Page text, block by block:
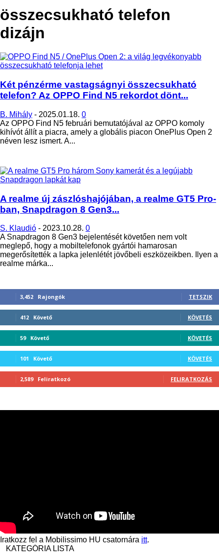
összecsukható telefon
dizájn
Két pénzérme vastagságnyi összecsukható
telefon? Az OPPO Find N5 rekordot dönt...
B. Mihály - 2025.01.18. 0
Az OPPO Find N5 februári bemutatójával az OPPO komoly
kihívót állít a piacra, amely a globális piacon OnePlus Open 2
néven lesz ismert. A...
A realme új zászlóshajójában, a realme GT5 Pro-
ban, Snapdragon 8 Gen3...
S. Klaudió - 2023.10.28. 0
A Snapdragon 8 Gen3 bejelentését követően nem volt
meglepő, hogy a mobiltelefonok gyártói hamarosan
megerősítették a lapka jelenlétét jövőbeli eszközeikben. Ilyen a
realme márka...
3,452 Rajongók TETSZIK
412 Követő KÖVETÉS
59 Követő KÖVETÉS
101 Követő KÖVETÉS
2,589 Feliratkozó FELIRATKOZÁS
Iratkozz fel a Mobilissimo HU csatornára itt.
KATEGÓRIA LISTA